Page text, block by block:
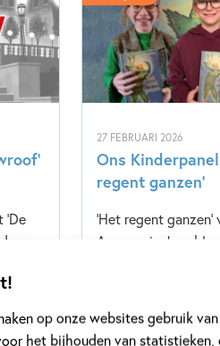
op onze websites gebruik
het bijhouden van statistieken,
'De
bij
27 FEBRUARI 2026
Ons
regent ganzen’
'Het regent ganzen'
Annemarie
eigen kracht.
Kinderpanel ervan